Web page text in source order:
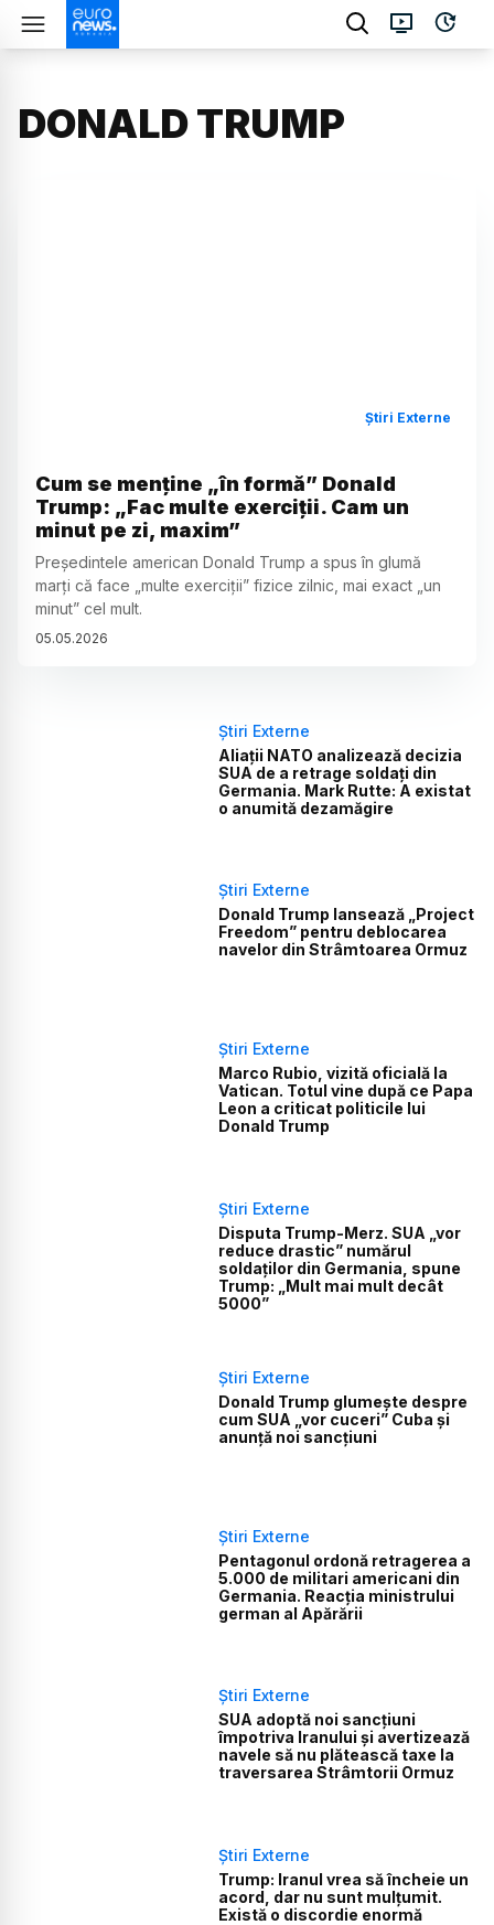
DONALD TRUMP
Știri Externe
Cum se menține „în formă” Donald
Trump: „Fac multe exerciții. Cam un
minut pe zi, maxim”
Președintele american Donald Trump a spus în glumă
marți că face „multe exerciții” fizice zilnic, mai exact „un
minut” cel mult.
05.05.2026
Știri Externe
Aliații NATO analizează decizia
SUA de a retrage soldați din
Germania. Mark Rutte: A existat
o anumită dezamăgire
Știri Externe
Donald Trump lansează „Project
Freedom” pentru deblocarea
navelor din Strâmtoarea Ormuz
Știri Externe
Marco Rubio, vizită oficială la
Vatican. Totul vine după ce Papa
Leon a criticat politicile lui
Donald Trump
Știri Externe
Disputa Trump-Merz. SUA „vor
reduce drastic” numărul
soldaților din Germania, spune
Trump: „Mult mai mult decât
5000”
Știri Externe
Donald Trump glumește despre
cum SUA „vor cuceri” Cuba și
anunță noi sancțiuni
Știri Externe
Pentagonul ordonă retragerea a
5.000 de militari americani din
Germania. Reacția ministrului
german al Apărării
Știri Externe
SUA adoptă noi sancțiuni
împotriva Iranului și avertizează
navele să nu plătească taxe la
traversarea Strâmtorii Ormuz
Știri Externe
Trump: Iranul vrea să încheie un
acord, dar nu sunt mulțumit.
Există o discordie enormă